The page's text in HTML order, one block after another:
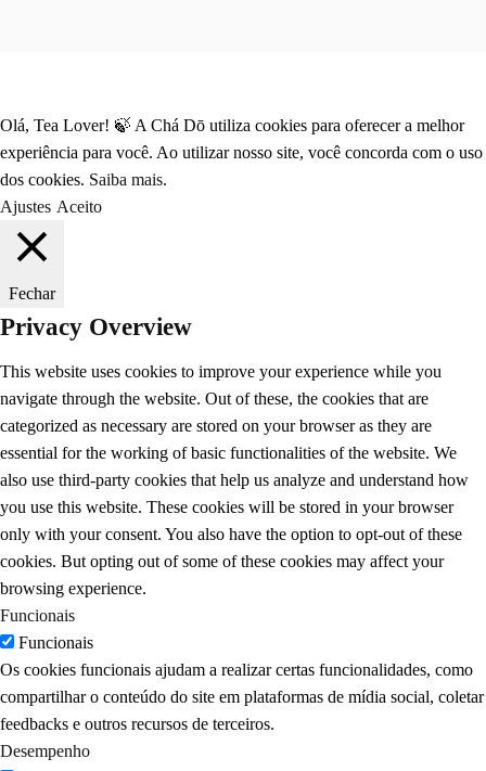
Olá, Tea Lover! 🍃 A Chá Dō utiliza cookies para oferecer a melhor
experiência para você. Ao utilizar nosso site, você concorda com o uso
dos cookies. Saiba mais.
Ajustes Aceito
Fechar
Privacy Overview
This website uses cookies to improve your experience while you
navigate through the website. Out of these, the cookies that are
categorized as necessary are stored on your browser as they are
essential for the working of basic functionalities of the website. We
also use third-party cookies that help us analyze and understand how
you use this website. These cookies will be stored in your browser
only with your consent. You also have the option to opt-out of these
cookies. But opting out of some of these cookies may affect your
browsing experience.
Funcionais
Funcionais
Os cookies funcionais ajudam a realizar certas funcionalidades, como
compartilhar o conteúdo do site em plataformas de mídia social, coletar
feedbacks e outros recursos de terceiros.
Desempenho